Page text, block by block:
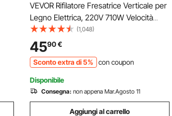
VEVOR Rifilatore Fresatrice Verticale per
Legno Elettrica, 220V 710W Velocità
13000-33000 RPM Fresatrice Rifilatore
Multifunzione per Scanalatura del
Legno, Formatura di Bordi, Intaglio del
Legno
(1,048)
4590€
Sconto extra di 5% con coupon
Disponibile
Consegna: non appena Mar.Agosto 11
Aggiungi al carrello